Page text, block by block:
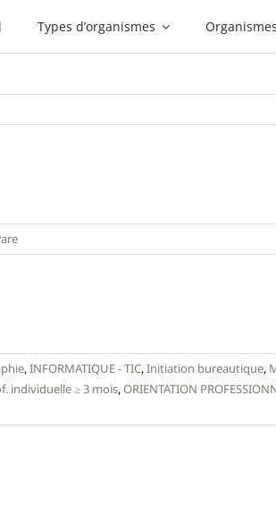
Types d’organismes Organismes
,INFORMATIQUE - TIC,Initiation bureautique,
individuelle ≥ 3 mois,ORIENTATION